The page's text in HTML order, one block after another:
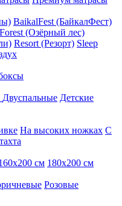
BaikalFest (БайкалФест)
(Озёрный лес)
Resort (Резорт) Sleep
Двуспальные Детские
На высоких ножках С
см 180х200 см
Розовые